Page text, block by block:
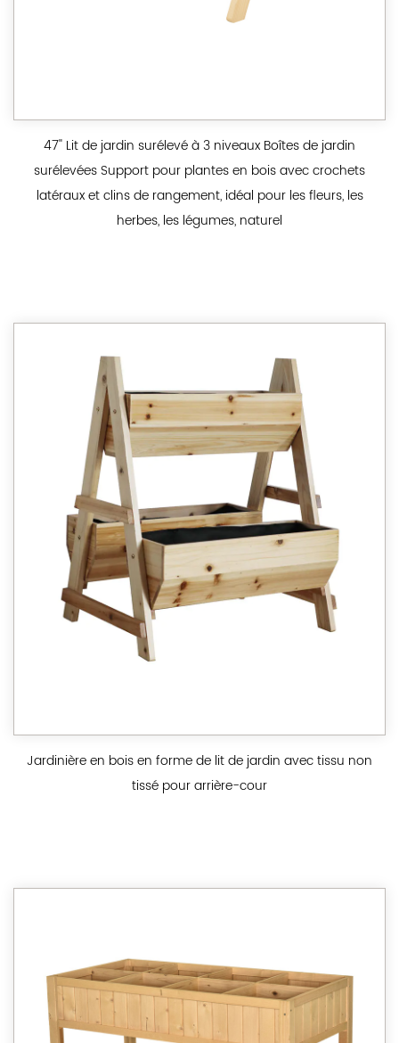
47'' Lit de jardin surélevé à 3 niveaux Boîtes de jardin
surélevées Support pour plantes en bois avec crochets
latéraux et clins de rangement, idéal pour les fleurs, les
herbes, les légumes, naturel
Jardinière en bois en forme de lit de jardin avec tissu non
tissé pour arrière-cour